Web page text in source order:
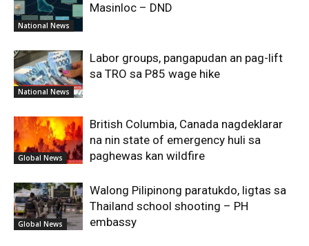
National News
Masinloc – DND
National News
Labor groups, pangapudan an pag-lift
sa TRO sa P85 wage hike
Global News
British Columbia, Canada nagdeklarar
na nin state of emergency huli sa
paghewas kan wildfire
Global News
Walong Pilipinong paratukdo, ligtas sa
Thailand school shooting – PH
embassy